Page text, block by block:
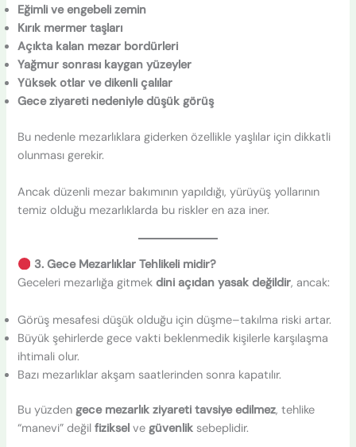
Eğimli ve engebeli zemin
Kırık mermer taşları
Açıkta kalan mezar bordürleri
Yağmur sonrası kaygan yüzeyler
Yüksek otlar ve dikenli çalılar
Gece ziyareti nedeniyle düşük görüş
Bu nedenle mezarlıklara giderken özellikle yaşlılar için dikkatli
olunması gerekir.
Ancak düzenli mezar bakımının yapıldığı, yürüyüş yollarının
temiz olduğu mezarlıklarda bu riskler en aza iner.
3. Gece Mezarlıklar Tehlikeli midir?
Geceleri mezarlığa gitmekdini açıdan yasak değildir, ancak:
Görüş mesafesi düşük olduğu için düşme–takılma riski artar.
Büyük şehirlerde gece vakti beklenmedik kişilerle karşılaşma
ihtimali olur.
Bazı mezarlıklar akşam saatlerinden sonra kapatılır.
Bu yüzdengece mezarlık ziyareti tavsiye edilmez, tehlike
“manevi” değilfiziksel vegüvenlik sebeplidir.